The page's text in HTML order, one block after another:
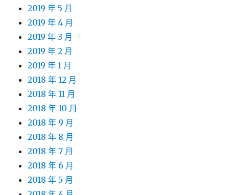
2019 年 5 月
2019 年 4 月
2019 年 3 月
2019 年 2 月
2019 年 1 月
2018 年 12 月
2018 年 11 月
2018 年 10 月
2018 年 9 月
2018 年 8 月
2018 年 7 月
2018 年 6 月
2018 年 5 月